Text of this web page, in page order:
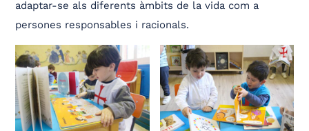
adaptar-se als diferents àmbits de la vida com a
persones responsables i racionals.